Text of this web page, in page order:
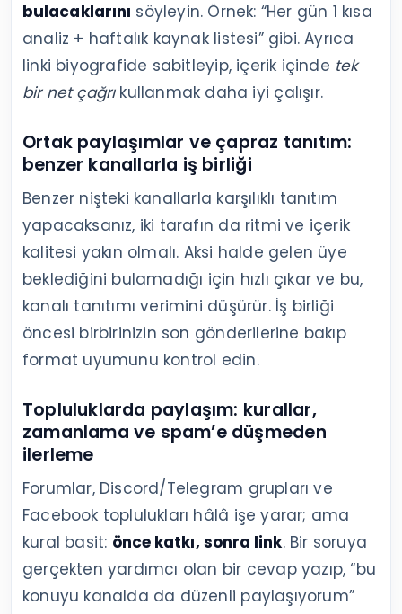
bulacaklarını söyleyin. Örnek: “Her gün 1 kısa
analiz + haftalık kaynak listesi” gibi. Ayrıca
linki biyografide sabitleyip, içerik içinde tek
bir net çağrıkullanmak daha iyi çalışır.
Ortak paylaşımlar ve çapraz tanıtım:
benzer kanallarla iş birliği
Benzer nişteki kanallarla karşılıklı tanıtım
yapacaksanız, iki tarafın da ritmi ve içerik
kalitesi yakın olmalı. Aksi halde gelen üye
beklediğini bulamadığı için hızlı çıkar ve bu,
kanalı tanıtımı verimini düşürür. İş birliği
öncesi birbirinizin son gönderilerine bakıp
format uyumunu kontrol edin.
Topluluklarda paylaşım: kurallar,
zamanlama ve spam’e düşmeden
ilerleme
Forumlar, Discord/Telegram grupları ve
Facebook toplulukları hâlâ işe yarar; ama
kural basit: önce katkı, sonra link. Bir soruya
gerçekten yardımcı olan bir cevap yazıp, “bu
konuyu kanalda da düzenli paylaşıyorum”